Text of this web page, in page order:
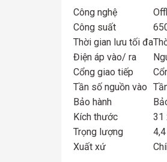
Công nghệ
Công suất
Thời gian lưu tối đa
Điện áp vào/ ra
Cổng giao tiếp
Tần số nguồn vào
Bảo hành
Kích thước
31
Trọng lượng
Xuất xứ